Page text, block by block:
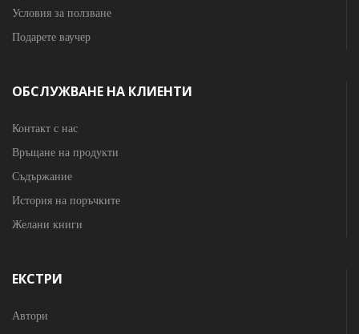
Условия за ползване
Подарете ваучер
ОБСЛУЖВАНЕ НА КЛИЕНТИ
Контакт с нас
Връщане на продукти
Съдържание
История на поръчките
Желани книги
ЕКСТРИ
Автори